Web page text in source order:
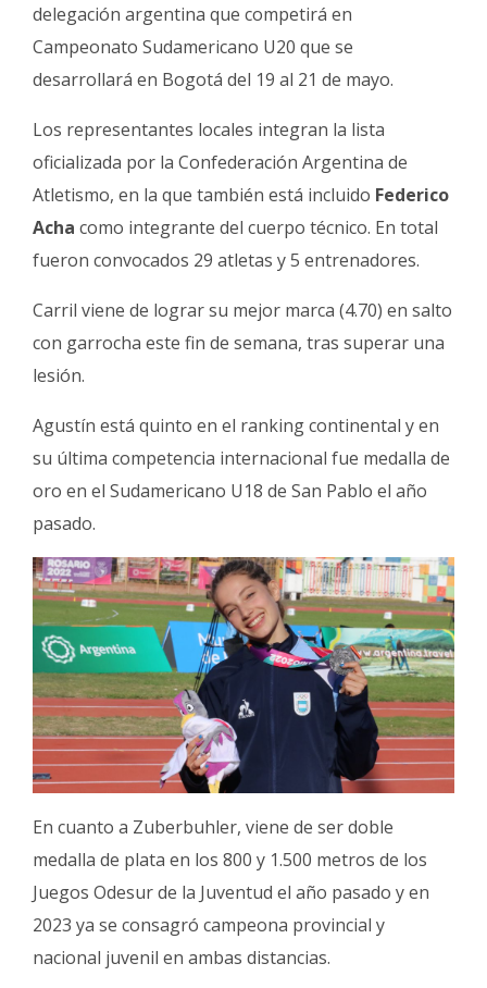
delegación argentina que competirá en
Campeonato Sudamericano U20 que se
desarrollará en Bogotá del 19 al 21 de mayo.
Los representantes locales integran la lista
oficializada por la Confederación Argentina de
Atletismo, en la que también está incluido Federico
Acha como integrante del cuerpo técnico. En total
fueron convocados 29 atletas y 5 entrenadores.
Carril viene de lograr su mejor marca (4.70) en salto
con garrocha este fin de semana, tras superar una
lesión.
Agustín está quinto en el ranking continental y en
su última competencia internacional fue medalla de
oro en el Sudamericano U18 de San Pablo el año
pasado.
En cuanto a Zuberbuhler, viene de ser doble
medalla de plata en los 800 y 1.500 metros de los
Juegos Odesur de la Juventud el año pasado y en
2023 ya se consagró campeona provincial y
nacional juvenil en ambas distancias.